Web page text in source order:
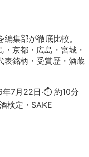
集部が徹底比較。
京都・広島・宮城・
表銘柄・受賞歴・酒蔵
7月22日·⏱ 約10分
検定・SAKE